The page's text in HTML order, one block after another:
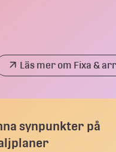
Läs mer om Fixa &
synpunkter på